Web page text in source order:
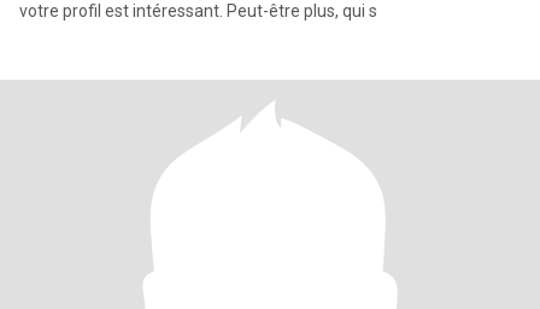
votre profil est intéressant. Peut-être plus, qui s